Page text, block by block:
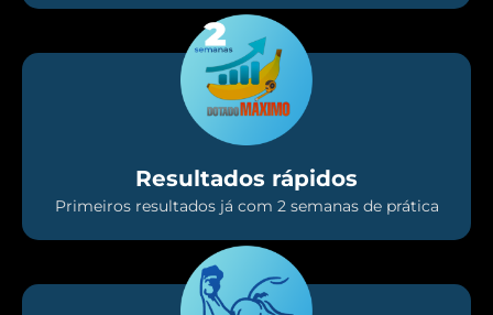
Resultados rápidos
Primeiros resultados já com 2 semanas de prática